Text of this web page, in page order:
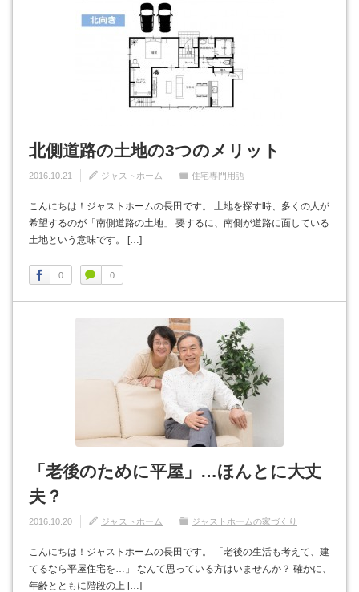
北側道路の土地の3つのメリット
2016.10.21 ジャストホーム 住宅専門用語
こんにちは！ジャストホームの長田です。 土地を探す時、多くの人が
希望するのが「南側道路の土地」 要するに、南側が道路に面している
土地という意味です。 […]
0 0
「老後のために平屋」…ほんとに大丈
夫？
2016.10.20 ジャストホーム ジャストホームの家づくり
こんにちは！ジャストホームの長田です。 「老後の生活も考えて、建
てるなら平屋住宅を…」 なんて思っている方はいませんか？ 確かに、
年齢とともに階段の上 […]